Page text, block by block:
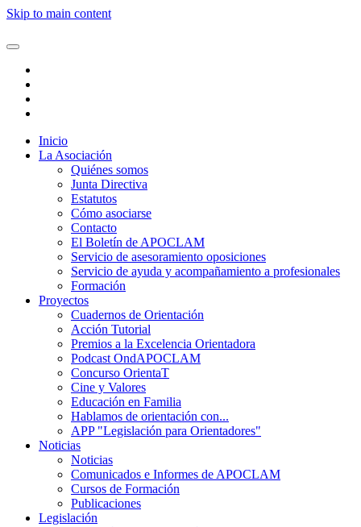
Skip to main content
Inicio
La Asociación
Quiénes somos
Junta Directiva
Estatutos
Cómo asociarse
Contacto
El Boletín de APOCLAM
Servicio de asesoramiento oposiciones
Servicio de ayuda y acompañamiento a profesionales
Formación
Proyectos
Cuadernos de Orientación
Acción Tutorial
Premios a la Excelencia Orientadora
Podcast OndAPOCLAM
Concurso OrientaT
Cine y Valores
Educación en Familia
Hablamos de orientación con...
APP "Legislación para Orientadores"
Noticias
Noticias
Comunicados e Informes de APOCLAM
Cursos de Formación
Publicaciones
Legislación